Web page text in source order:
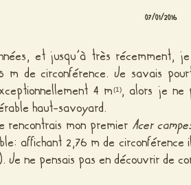
07/01/2016
et jusqu’à très récemment,
m de circonférence. Je savais
4 m(1), alors je ne
haut-savoyard.
rencontrais mon premier Acer
affichant 2,76 m de
Je ne pensais pas en découvrir de